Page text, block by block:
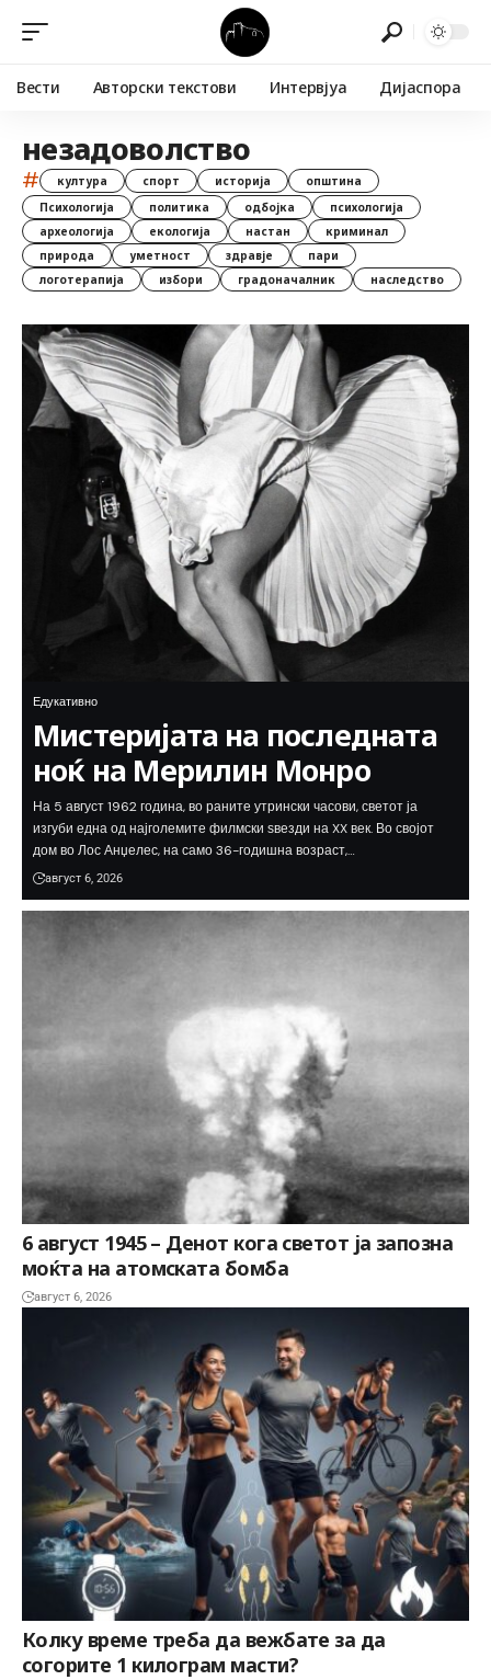
Вести Авторски текстови Интервјуа Дијаспора
незадоволство
# култура спорт историја
општина
Психологија
политика одбојка
психологија
археологија
екологија настан
криминал
природа
уметност здравје
пари
логотерапија
избори градоначалник наследство
Едукативно
Мистеријата на последната
ноќ на Мерилин Монро
На 5 август 1962 година, во раните утрински часови, светот ја
изгуби една од најголемите филмски ѕвезди на XX век. Во својот
дом во Лос Анџелес, на само 36-годишна возраст,…
август 6, 2026
6 август 1945 – Денот кога светот ја запозна
моќта на атомската бомба
август 6, 2026
Колку време треба да вежбате за да
согорите 1 килограм масти?